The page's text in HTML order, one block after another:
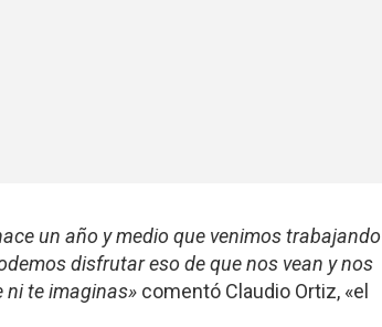
un año y medio que venimos trabajando
disfrutar eso de que nos vean y nos
ni te imaginas» comentó Claudio Ortiz, «el